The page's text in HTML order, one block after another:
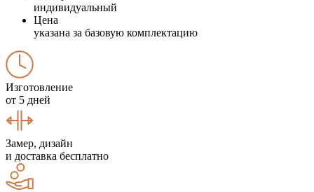
индивидуальный
Цена
указана за базовую комплектацию
Изготовление
от 5 дней
Замер, дизайн
и доставка бесплатно